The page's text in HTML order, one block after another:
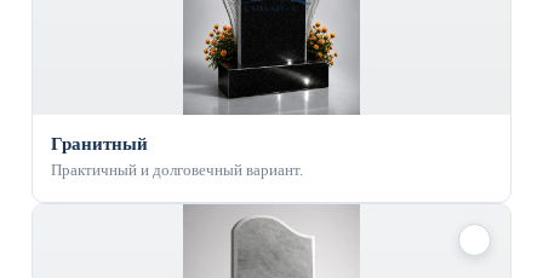
Гранитный
Практичный и долговечный вариант.